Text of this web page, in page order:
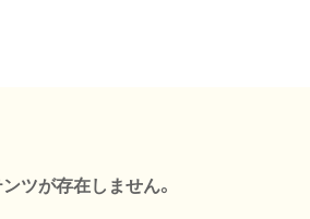
ツが存在しません。